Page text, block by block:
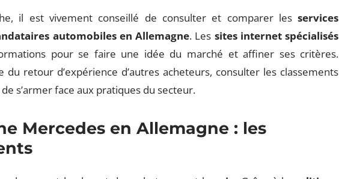
il est vivement conseillé de consulter et comparer lesservices
automobiles en Allemagne. Les sites internet spécialisés
pour se faire une idée du marché et affiner ses critères.
du retour d’expérience d’autres acheteurs, consulter les classements
s’armer face aux pratiques du secteur.
Mercedes en Allemagne : les